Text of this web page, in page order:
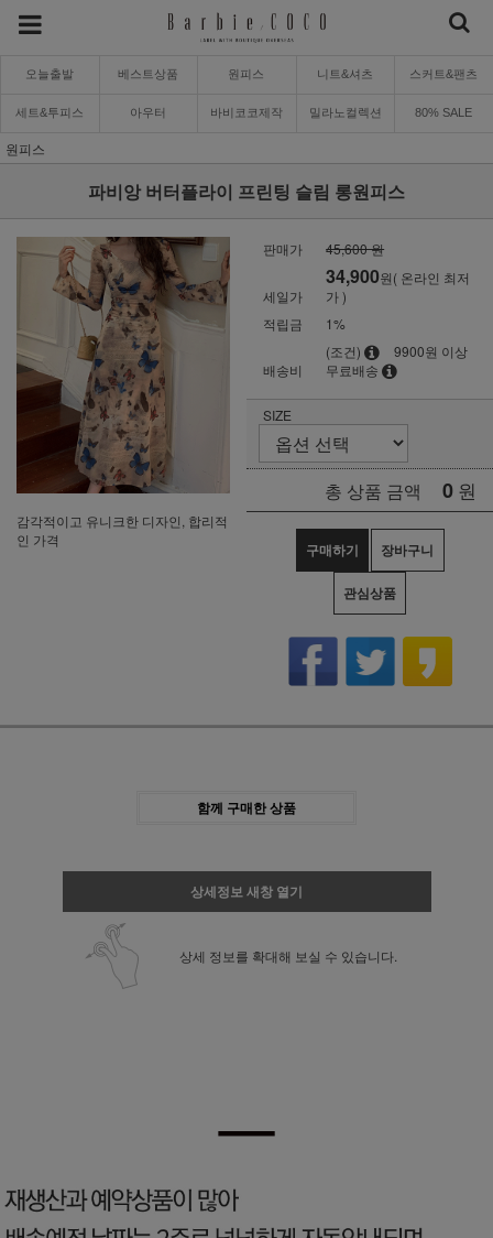
오늘출발 베스트상품 원피스 니트&셔츠 스커트&팬츠
세트&투피스 아우터 바비코코제작 밀라노컬렉션 80% SALE
원피스
파비앙 버터플라이 프린팅 슬림 롱원피스
감각적이고 유니크한 디자인, 합리적
인 가격
판매가 45,600 원
세일가
34,900원( 온라인 최저
가 )
적립금
1%
배송비
(조건)
9900원 이상
무료배송
SIZE
총 상품 금액 0 원
구매하기 장바구니
관심상품
함께 구매한 상품
상세정보 새창 열기
상세 정보를 확대해 보실 수 있습니다.